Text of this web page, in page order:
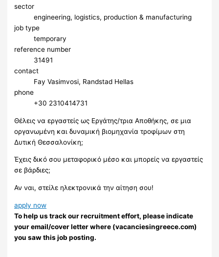
sector
engineering, logistics, production & manufacturing
job type
temporary
reference number
31491
contact
Fay Vasimvosi, Randstad Hellas
phone
+30 2310414731
Θέλεις να εργαστείς ως Εργάτης/τρια Αποθήκης, σε μια
οργανωμένη και δυναμική βιομηχανία τροφίμων στη
Δυτική Θεσσαλονίκη;
Έχεις δικό σου μεταφορικό μέσο και μπορείς να εργαστείς
σε βάρδιες;
Αν ναι, στείλε ηλεκτρονικά την αίτηση σου!
apply now
To help us track our recruitment effort, please indicate
your email/cover letter where (vacanciesingreece.com)
you saw this job posting.